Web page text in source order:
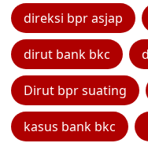
direksi bpr asjap
dirut bank bkc
Dirut bpr suating
kasus bank bkc